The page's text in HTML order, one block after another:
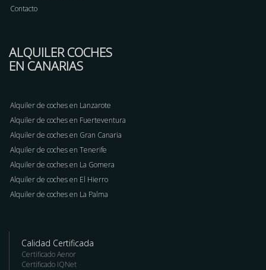
Contacto
ALQUILER COCHES
EN CANARIAS
Alquiler de coches en Lanzarote
Alquiler de coches en Fuerteventura
Alquiler de coches en Gran Canaria
Alquiler de coches en Tenerife
Alquiler de coches en La Gomera
Alquiler de coches en El Hierro
Alquiler de coches en La Palma
Calidad Certificada
Certificado Aenor
Certificado IQNet